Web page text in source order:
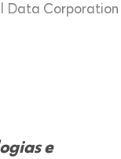
Data Corporation
e